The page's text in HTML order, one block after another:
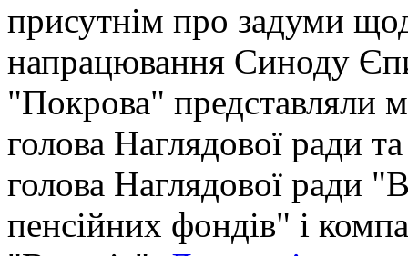
присутнім про задуми
напрацювання Синоду
"Покрова" представляли
голова Наглядової ради
голова Наглядової ради
пенсійних фондів" і